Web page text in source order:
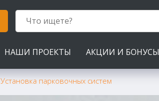
НАШИ ПРОЕКТЫ АКЦИИ И БОНУСЫ
Установка парковочных систем